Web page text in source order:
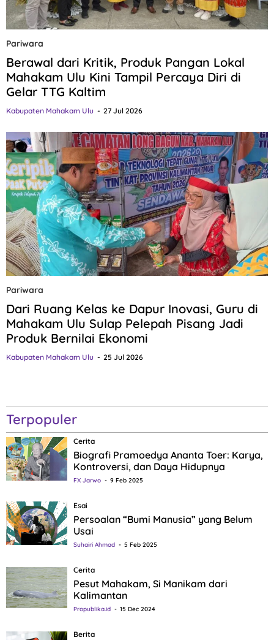
Pariwara
Berawal dari Kritik, Produk Pangan Lokal
Mahakam Ulu Kini Tampil Percaya Diri di
Gelar TTG Kaltim
Kabupaten Mahakam Ulu 27 Jul 2026
Pariwara
Dari Ruang Kelas ke Dapur Inovasi, Guru di
Mahakam Ulu Sulap Pelepah Pisang Jadi
Produk Bernilai Ekonomi
Kabupaten Mahakam Ulu 25 Jul 2026
Terpopuler
Cerita
Biografi Pramoedya Ananta Toer: Karya,
Kontroversi, dan Daya Hidupnya
FX Jarwo 9 Feb 2025
Esai
Persoalan “Bumi Manusia” yang Belum
Usai
Suhairi Ahmad 5 Feb 2025
Cerita
Pesut Mahakam, Si Manikam dari
Kalimantan
Propublika.id 15 Dec 2024
Berita